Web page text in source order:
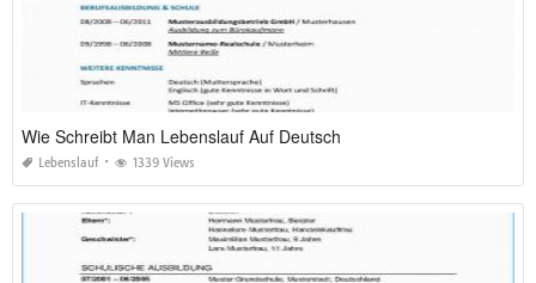
Wie Schreibt Man Lebenslauf Auf Deutsch
Lebenslauf 1339 Views